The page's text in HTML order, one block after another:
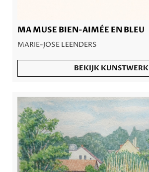
MA MUSE BIEN-AIMÉE EN BLEU
MARIE-JOSE LEENDERS
BEKIJK KUNSTWERK